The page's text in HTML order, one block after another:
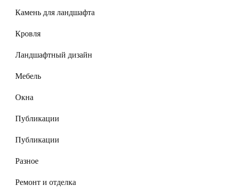
Камень для ландшафта
Кровля
Ландшафтный дизайн
Мебель
Окна
Публикации
Публикации
Разное
Ремонт и отделка